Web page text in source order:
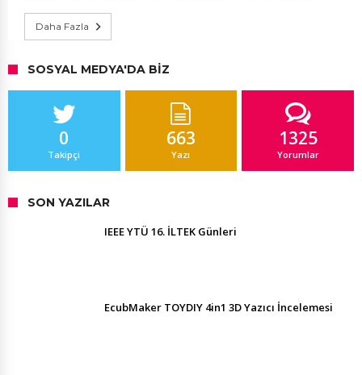
Daha Fazla
SOSYAL MEDYA'DA BIZ
0
Takipçi
663
Yazı
1325
Yorumlar
SON YAZILAR
IEEE YTÜ 16. İLTEK Günleri
EcubMaker TOYDIY 4in1 3D Yazıcı İncelemesi